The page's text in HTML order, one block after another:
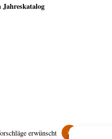
»
erwünscht